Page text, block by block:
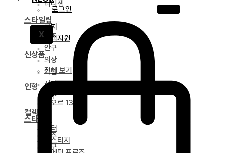
로그인
X
공지
고객지원
신상품
전체 보기
인형
네오르 13
스타일링
파츠
안구
티니젬
스타일링
파츠
안구
의상
가발
신발
도구
컬렉션
얼터
베스티지